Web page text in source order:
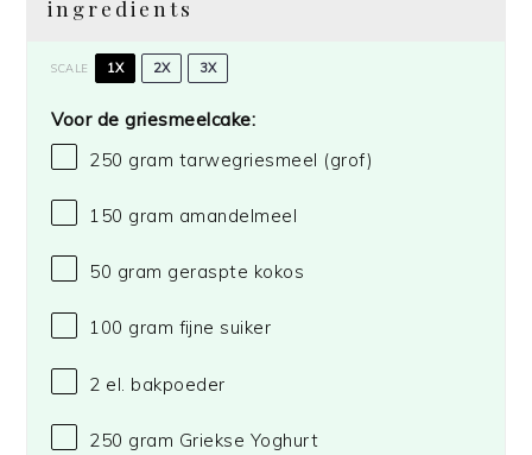
ingredients
SCALE 1X 2X 3X
Voor de griesmeelcake:
250 gram tarwegriesmeel (grof)
150 gram amandelmeel
50 gram geraspte kokos
100 gram fijne suiker
2 el. bakpoeder
250 gram Griekse Yoghurt